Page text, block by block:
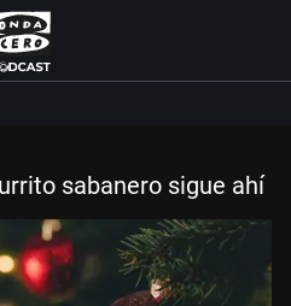
sabanero sigue ahí